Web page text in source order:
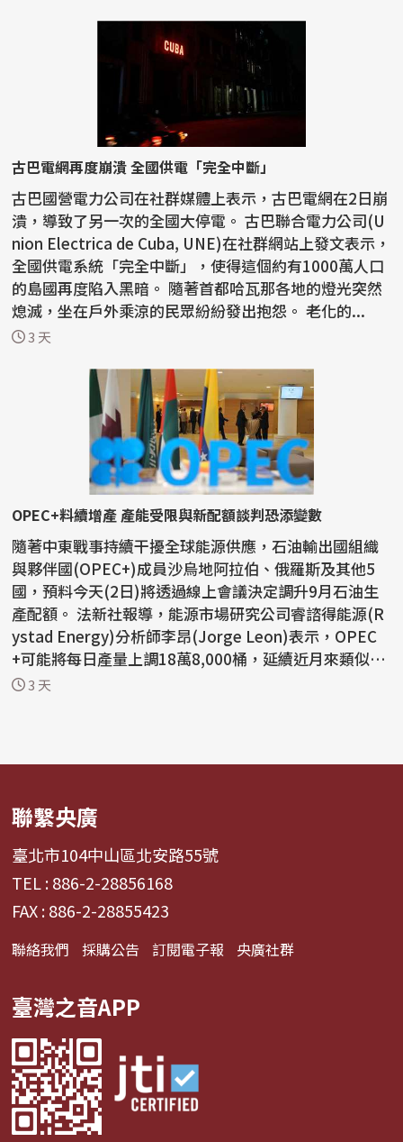
古巴電網再度崩潰 全國供電「完全中斷」
古巴國營電力公司在社群媒體上表示，古巴電網在2日崩
潰，導致了另一次的全國大停電。 古巴聯合電力公司(U
nion Electrica de Cuba, UNE)在社群網站上發文表示，
全國供電系統「完全中斷」，使得這個約有1000萬人口
的島國再度陷入黑暗。 隨著首都哈瓦那各地的燈光突然
熄滅，坐在戶外乘涼的民眾紛紛發出抱怨。 老化的...
3 天
OPEC+料續增產 產能受限與新配額談判恐添變數
隨著中東戰事持續干擾全球能源供應，石油輸出國組織
與夥伴國(OPEC+)成員沙烏地阿拉伯、俄羅斯及其他5
國，預料今天(2日)將透過線上會議決定調升9月石油生
產配額。 法新社報導，能源市場研究公司睿諮得能源(R
ystad Energy)分析師李昂(Jorge Leon)表示，OPEC
+可能將每日產量上調18萬8,000桶，延續近月來類似幅
度的增產措...
3 天
聯繫央廣
臺北市104中山區北安路55號
TEL : 886-2-28856168
FAX : 886-2-28855423
聯絡我們 採購公告 訂閱電子報 央廣社群
臺灣之音APP